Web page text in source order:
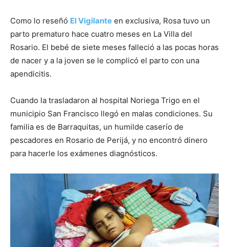
Como lo reseñó El Vigilante en exclusiva, Rosa tuvo un
parto prematuro hace cuatro meses en La Villa del
Rosario. El bebé de siete meses falleció a las pocas horas
de nacer y a la joven se le complicó el parto con una
apendicitis.
Cuando la trasladaron al hospital Noriega Trigo en el
municipio San Francisco llegó en malas condiciones. Su
familia es de Barraquitas, un humilde caserío de
pescadores en Rosario de Perijá, y no encontró dinero
para hacerle los exámenes diagnósticos.